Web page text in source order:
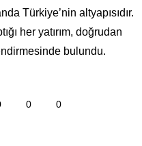
Türkiye’nin altyapısıdır.
her yatırım, doğrudan
bulundu.
0 0